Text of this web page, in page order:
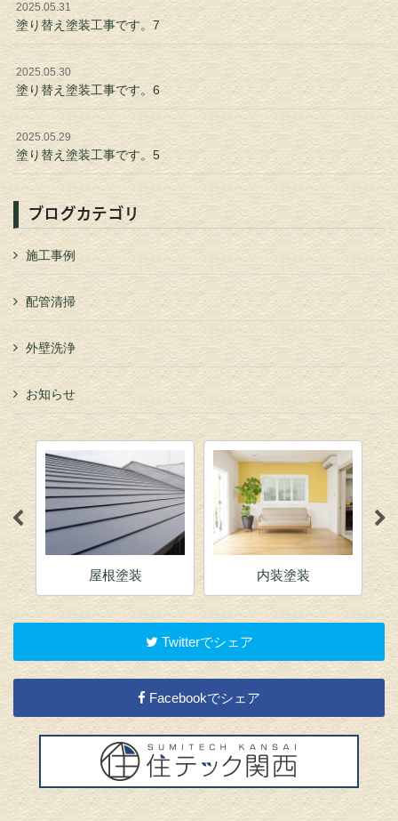
2025.05.31
塗り替え塗装工事です。7
2025.05.30
塗り替え塗装工事です。6
2025.05.29
塗り替え塗装工事です。5
ブログカテゴリ
施工事例
配管清掃
外壁洗浄
お知らせ
屋根塗装 内装塗装
Twitterでシェア
Facebookでシェア